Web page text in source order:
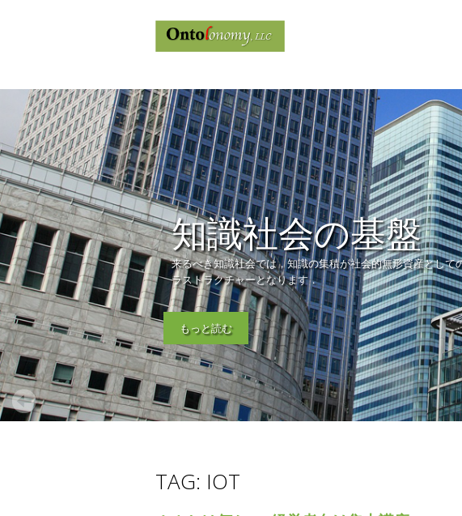
知識社会の基盤
来るべき知識社会では，知識の集積が社会的無形資産として
ラストラクチャーとなります．
もっと読む
TAG: IOT